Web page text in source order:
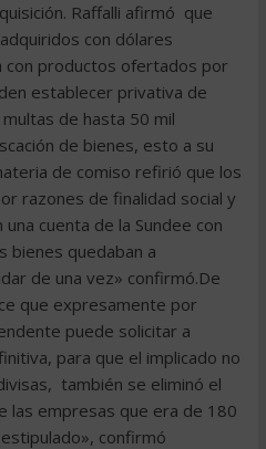
Raffalli afirmó que
con dólares
con productos ofertados por
establecer privativa de
de hasta 50 mil
de bienes, esto a su
de comiso refirió que los
razones de finalidad social y
cuenta de la Sundee con
bienes quedaban a
de una vez» confirmó.De
que expresamente por
puede solicitar a
para que el implicado no
también se eliminó el
las empresas que era de 180
confirmó